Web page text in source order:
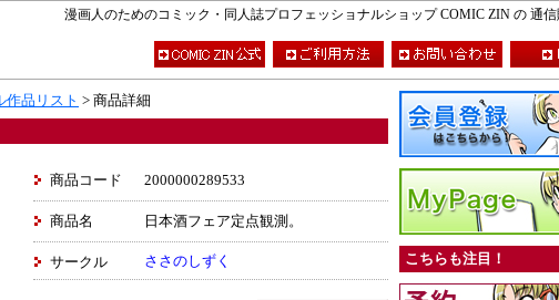
漫画人のためのコミック・同人誌プロフェッショナルショップ COMIC ZIN の 通信
作品リスト > 商品詳細
商品コード 2000000289533
商品名 日本酒フェア定点観測。
サークル ささのしずく こちらも注目！